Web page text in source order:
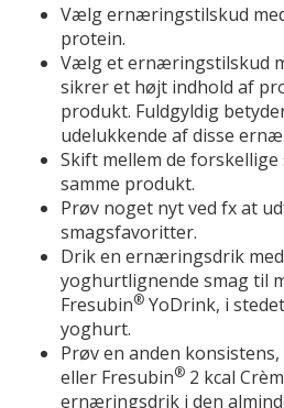
Vælg ernæringstilskud
protein.
Vælg et ernæringstilskud
sikrer et højt indhold af
produkt. Fuldgyldig
udelukkende af disse
Skift mellem de
samme produkt.
Prøv noget nyt ved fx at
smagsfavoritter.
Drik en ernæringsdrik
yoghurtlignende smag til
Fresubin® YoDrink, i
yoghurt.
Prøv en anden
eller Fresubin® 2 kcal
ernæringsdrik i den